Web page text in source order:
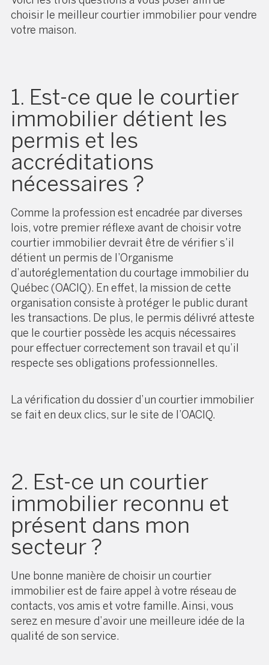
choisir le meilleur courtier immobilier pour vendre
votre maison.
1. Est-ce que le courtier
immobilier détient les
permis et les
accréditations
nécessaires ?
Comme la profession est encadrée par diverses
lois, votre premier réflexe avant de choisir votre
courtier immobilier devrait être de vérifier s’il
détient un permis de l’Organisme
d’autoréglementation du courtage immobilier du
Québec (OACIQ). En effet, la mission de cette
organisation consiste à protéger le public durant
les transactions. De plus, le permis délivré atteste
que le courtier possède les acquis nécessaires
pour effectuer correctement son travail et qu’il
respecte ses obligations professionnelles.
La vérification du dossier d’un courtier immobilier
se fait en deux clics, sur le site de l’OACIQ.
2. Est-ce un courtier
immobilier reconnu et
présent dans mon
secteur ?
Une bonne manière de choisir un courtier
immobilier est de faire appel à votre réseau de
contacts, vos amis et votre famille. Ainsi, vous
serez en mesure d’avoir une meilleure idée de la
qualité de son service.